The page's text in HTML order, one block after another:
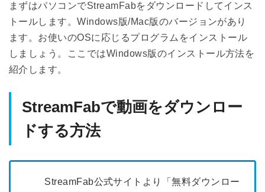
まずはパソコンでStreamFabをダウンロードしてインス
トールします。Windows版/Mac版のバージョンがあり
ます。お使いのOSに応じるプログラムをインストール
しましょう。ここではWindows版のインストール方法を
紹介します。
StreamFabで動画をダウンロー
ドする方法
StreamFab公式サイトより「無料ダウンロー